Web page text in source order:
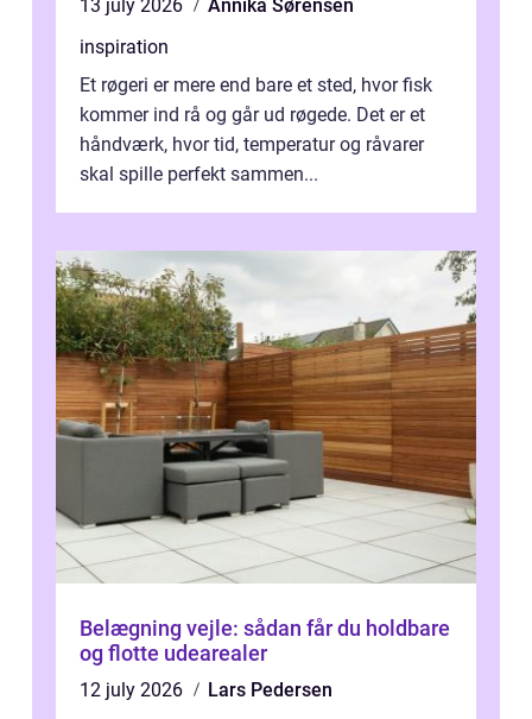
13 july 2026
Annika Sørensen
inspiration
Et røgeri er mere end bare et sted, hvor fisk
kommer ind rå og går ud røgede. Det er et
håndværk, hvor tid, temperatur og råvarer
skal spille perfekt sammen...
Belægning vejle: sådan får du holdbare
og flotte udearealer
12 july 2026
Lars Pedersen